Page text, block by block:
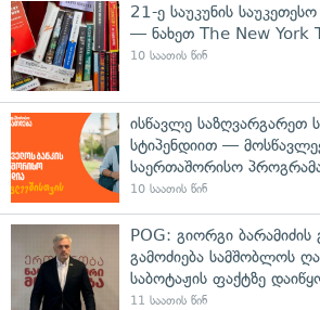
21-ე საუკუნის
— ნახეთ The New York
10 საათის წინ
ისწავლე საზღვარგარეთ
სტიპენდიით —
საერთაშორისო
10 საათის წინ
POG: გიორგი ბარამიძის
გამოძიება სამშობლოს
საბოტაჟის ფაქტზე
11 საათის წინ